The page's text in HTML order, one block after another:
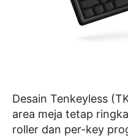
Desain Tenkeyless
area meja tetap
roller dan per-key